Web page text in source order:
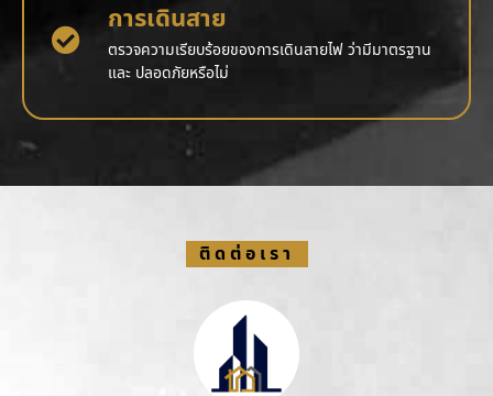
การเดินสาย
ตรวจความเรียบร้อยของการเดินสายไฟ ว่ามีมาตรฐาน
และ ปลอดภัยหรือไม่
ติดต่อเรา